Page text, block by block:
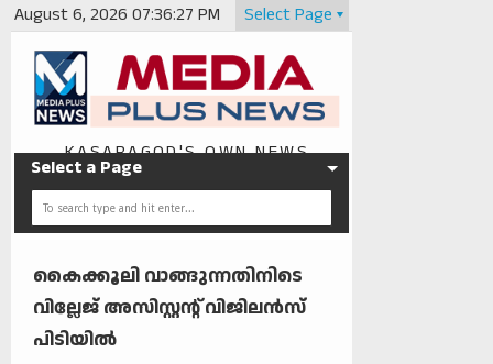
August 6, 2026 07:36:28 PM Select Page
KASARAGOD'S OWN NEWS
Select a Page
കൈക്കൂലി വാങ്ങുന്നതിനിടെ
വില്ലേജ് അസിസ്റ്റന്റ് വിജിലന്‍സ്
പിടിയില്‍